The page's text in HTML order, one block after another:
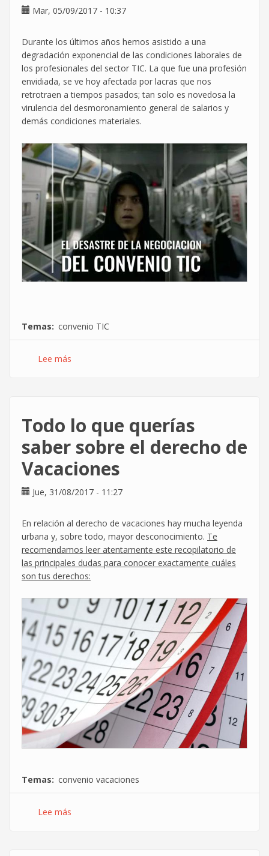
convenio
Mar, 05/09/2017 - 10:37
Durante los últimos años hemos asistido a una
degradación exponencial de las condiciones laborales de
los profesionales del sector TIC. La que fue una profesión
envidiada, se ve hoy afectada por lacras que nos
retrotraen a tiempos pasados; tan solo es novedosa la
virulencia del desmoronamiento general de salarios y
demás condiciones materiales.
Temas convenio TIC
Lee más
negociación
Convenio
TIC
Todo lo que querías
saber sobre el derecho de
Vacaciones
Jue, 31/08/2017 - 11:27
En relación al derecho de vacaciones hay mucha leyenda
urbana y, sobre todo, mayor desconocimiento. Te
recomendamos leer atentamente este recopilatorio de
las principales dudas para conocer exactamente cuáles
son tus derechos:
Temas convenio vacaciones
Lee más